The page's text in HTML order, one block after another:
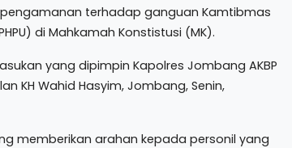
terhadap ganguan Kamtibmas
di Mahkamah Konstistusi (MK).
yang dipimpin Kapolres Jombang AKBP
KH Wahid Hasyim, Jombang, Senin,
memberikan arahan kepada personil yang